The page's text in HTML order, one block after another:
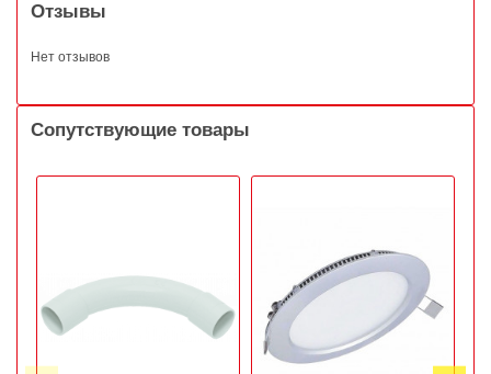
Отзывы
Нет отзывов
Сопутствующие товары